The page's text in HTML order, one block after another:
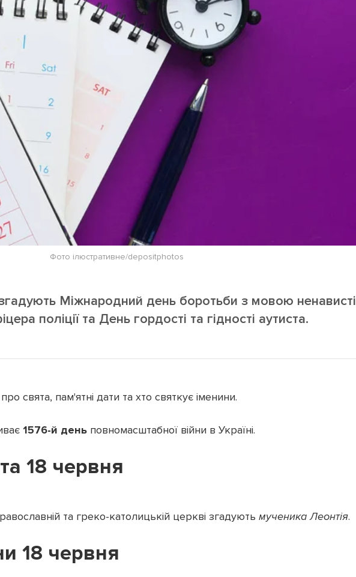
[email protected]
Фото ілюстративне/depositphotos
Міжнародний день боротьби з мовою
поліції та День гордості та гідності аутиста.
свята, пам'ятні дати та хто святкує іменини.
1576-й день повномасштабної війни в Україні.
18 червня
та греко-католицькій церкві згадують мученика Леонтія.
18 червня